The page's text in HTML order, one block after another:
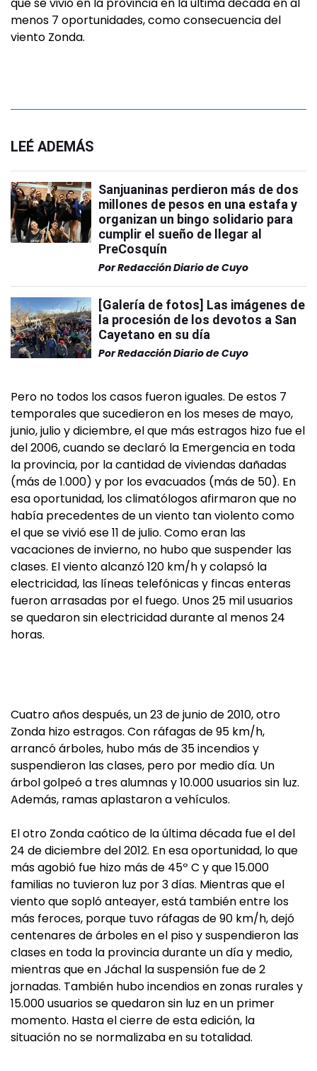
menos 7 oportunidades, como consecuencia del
viento Zonda.
LEÉ ADEMÁS
Sanjuaninas perdieron más de dos
millones de pesos en una estafa y
organizan un bingo solidario para
cumplir el sueño de llegar al
PreCosquín
PorRedacción Diario de Cuyo
[Galería de fotos] Las imágenes de
la procesión de los devotos a San
Cayetano en su día
PorRedacción Diario de Cuyo
Pero no todos los casos fueron iguales. De estos 7
temporales que sucedieron en los meses de mayo,
junio, julio y diciembre, el que más estragos hizo fue el
del 2006, cuando se declaró la Emergencia en toda
la provincia, por la cantidad de viviendas dañadas
(más de 1.000) y por los evacuados (más de 50). En
esa oportunidad, los climatólogos afirmaron que no
había precedentes de un viento tan violento como
el que se vivió ese 11 de julio. Como eran las
vacaciones de invierno, no hubo que suspender las
clases. El viento alcanzó 120 km/h y colapsó la
electricidad, las líneas telefónicas y fincas enteras
fueron arrasadas por el fuego. Unos 25 mil usuarios
se quedaron sin electricidad durante al menos 24
horas.
Cuatro años después, un 23 de junio de 2010, otro
Zonda hizo estragos. Con ráfagas de 95 km/h,
arrancó árboles, hubo más de 35 incendios y
suspendieron las clases, pero por medio día. Un
árbol golpeó a tres alumnas y 10.000 usuarios sin luz.
Además, ramas aplastaron a vehículos.
El otro Zonda caótico de la última década fue el del
24 de diciembre del 2012. En esa oportunidad, lo que
más agobió fue hizo más de 45º C y que 15.000
familias no tuvieron luz por 3 días. Mientras que el
viento que sopló anteayer, está también entre los
más feroces, porque tuvo ráfagas de 90 km/h, dejó
centenares de árboles en el piso y suspendieron las
clases en toda la provincia durante un día y medio,
mientras que en Jáchal la suspensión fue de 2
jornadas. También hubo incendios en zonas rurales y
15.000 usuarios se quedaron sin luz en un primer
momento. Hasta el cierre de esta edición, la
situación no se normalizaba en su totalidad.